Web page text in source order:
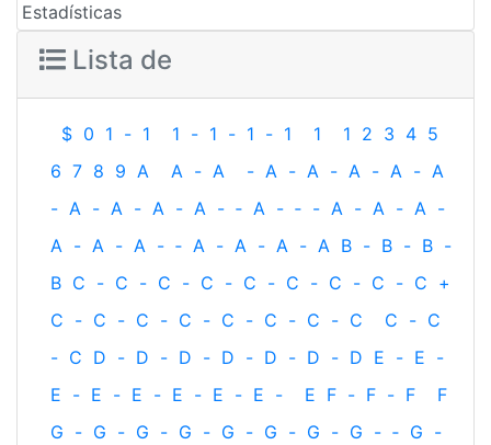
Estadísticas
Lista de
$ 0 1 - 1 1 - 1 - 1 - 1 1 1 2 3 4 5
6 7 8 9 A A - A - A - A - A - A - A
- A - A - A - A - ‐ A - ‐ - A - A - A -
A - A - A - ‐ A - A - A - A B - B - B -
B C - C - C - C - C - C - C - C - C +
C - C - C - C - C - C - C - C C - C
- C D - D - D - D - D - D - D E - E -
E - E - E - E - E - E - E F - F - F
F
G - G - G - G - G - G - G - G - ‐ G -